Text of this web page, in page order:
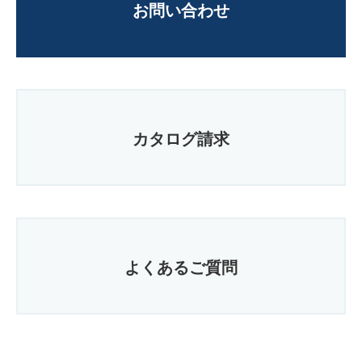
お問い合わせ
カタログ請求
よくあるご質問